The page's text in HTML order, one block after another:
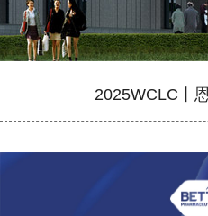
2025WCLC丨